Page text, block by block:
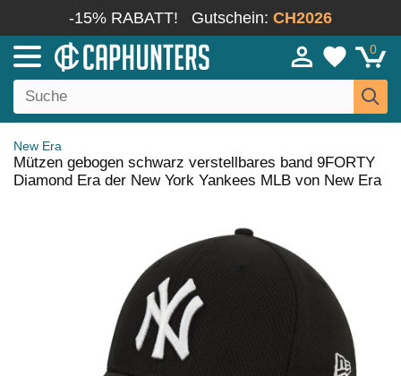
-15% RABATT! Gutschein: CH2026
0
New Era
Mützen gebogen schwarz verstellbares band 9FORTY
Diamond Era der New York Yankees MLB von New Era